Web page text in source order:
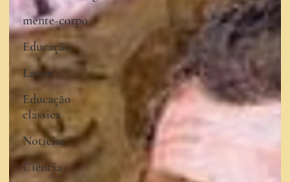
mente-corpo
Educação
Latim
Educação
clássica
Notícias
Ciência